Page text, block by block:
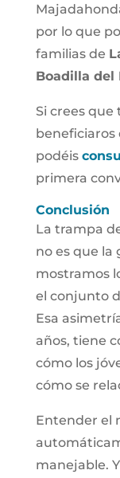
por lo que
familias de
Boadilla del
Si crees
beneficiaros
podéis
primera
Conclusión
La trampa
no es que la
mostramos
el conjunto
Esa
años, tiene
cómo los
cómo se
Entender el
manejable.